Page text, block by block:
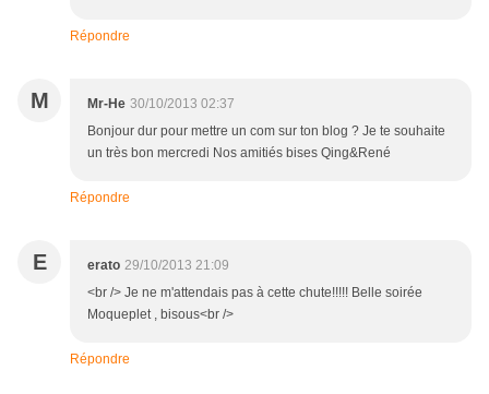
Répondre
M Mr-He 30/10/2013 02:37
Bonjour dur pour mettre un com sur ton blog ? Je te souhaite
un très bon mercredi Nos amitiés bises Qing&René
Répondre
E erato 29/10/2013 21:09
<br /> Je ne m'attendais pas à cette chute!!!!! Belle soirée
Moqueplet , bisous<br />
Répondre